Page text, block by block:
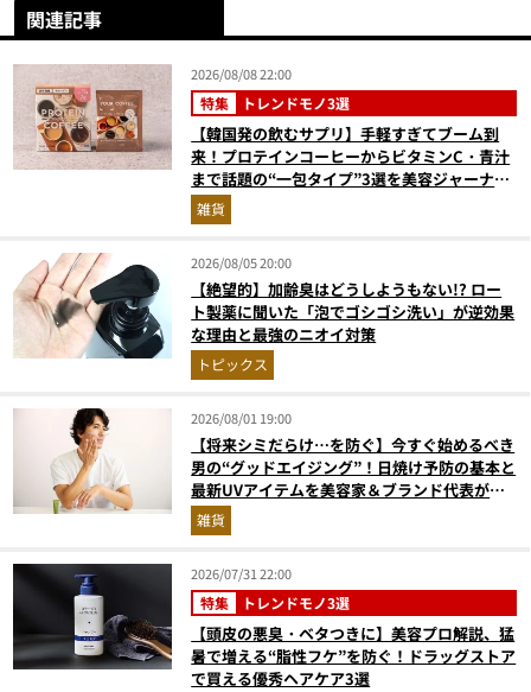
関連記事
2026/08/08 22:00
特集 トレンドモノ3選
【韓国発の飲むサプリ】手軽すぎてブーム到
来！プロテインコーヒーからビタミンC・青汁
まで話題の“一包タイプ”3選を美容ジャーナリ
ストが徹底解説
雑貨
2026/08/05 20:00
【絶望的】加齢臭はどうしようもない!? ロー
ト製薬に聞いた「泡でゴシゴシ洗い」が逆効果
な理由と最強のニオイ対策
トピックス
2026/08/01 19:00
【将来シミだらけ…を防ぐ】今すぐ始めるべき
男の“グッドエイジング”！日焼け予防の基本と
最新UVアイテムを美容家＆ブランド代表がプ
ロ目線で指南／大人の価値向上研究所
雑貨
2026/07/31 22:00
特集 トレンドモノ3選
【頭皮の悪臭・ベタつきに】美容プロ解説、猛
暑で増える“脂性フケ”を防ぐ！ドラッグストア
で買える優秀ヘアケア3選